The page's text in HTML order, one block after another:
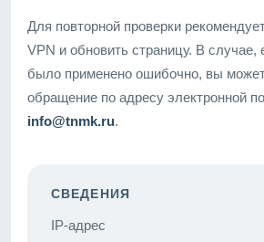
Для повторной проверки
VPN и обновить страницу. В случае,
было применено ошибочно, вы
обращение по адресу электронной
info@tnmk.ru.
СВЕДЕНИЯ
IP-адрес